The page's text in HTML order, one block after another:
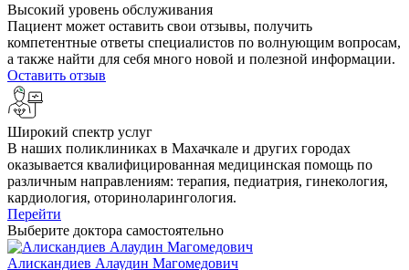
Высокий уровень обслуживания
Пациент может оставить свои отзывы, получить
компетентные ответы специалистов по волнующим вопросам,
а также найти для себя много новой и полезной информации.
Оставить отзыв
Широкий спектр услуг
В наших поликлиниках в Махачкале и других городах
оказывается квалифицированная медицинская помощь по
различным направлениям: терапия, педиатрия, гинекология,
кардиология, оториноларингология.
Перейти
Выберите доктора самостоятельно
Алискандиев Алаудин Магомедович